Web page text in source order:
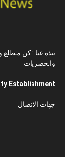
نبذة عنا : كن متطلع
والحصريات
Establishment
جهات الاتصال